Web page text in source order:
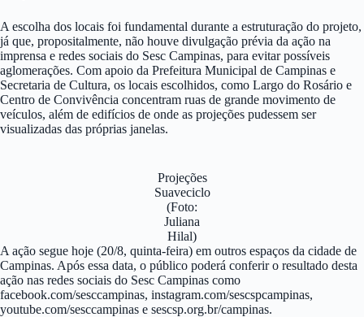
A escolha dos locais foi fundamental durante a estruturação do projeto,
já que, propositalmente, não houve divulgação prévia da ação na
imprensa e redes sociais do Sesc Campinas, para evitar possíveis
aglomerações. Com apoio da Prefeitura Municipal de Campinas e
Secretaria de Cultura, os locais escolhidos, como Largo do Rosário e
Centro de Convivência concentram ruas de grande movimento de
veículos, além de edifícios de onde as projeções pudessem ser
visualizadas das próprias janelas.
Projeções
Suaveciclo
(Foto:
Juliana
Hilal)
A ação segue hoje (20/8, quinta-feira) em outros espaços da cidade de
Campinas. Após essa data, o público poderá conferir o resultado desta
ação nas redes sociais do Sesc Campinas como
facebook.com/sesccampinas, instagram.com/sescspcampinas,
youtube.com/sesccampinas e sescsp.org.br/campinas.